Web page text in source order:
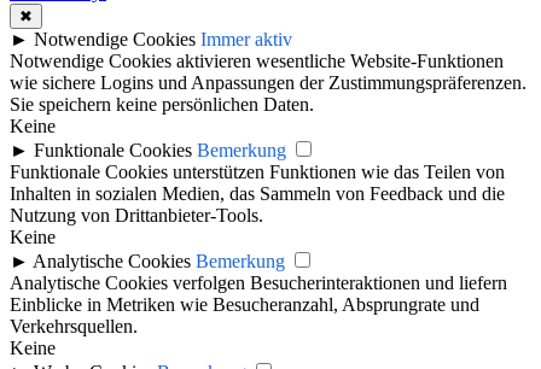
✖
► Notwendige Cookies Immer aktiv
Notwendige Cookies aktivieren wesentliche Website-Funktionen
wie sichere Logins und Anpassungen der Zustimmungspräferenzen.
Sie speichern keine persönlichen Daten.
Keine
► Funktionale Cookies Bemerkung
Funktionale Cookies unterstützen Funktionen wie das Teilen von
Inhalten in sozialen Medien, das Sammeln von Feedback und die
Nutzung von Drittanbieter-Tools.
Keine
► Analytische Cookies Bemerkung
Analytische Cookies verfolgen Besucherinteraktionen und liefern
Einblicke in Metriken wie Besucheranzahl, Absprungrate und
Verkehrsquellen.
Keine